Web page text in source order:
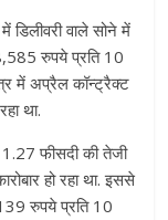
वाले सोने में
रुपये प्रति 10
में अप्रैल कॉन्ट्रैक्ट
था.
फीसदी की तेजी
हो रहा था. इससे
रुपये प्रति 10